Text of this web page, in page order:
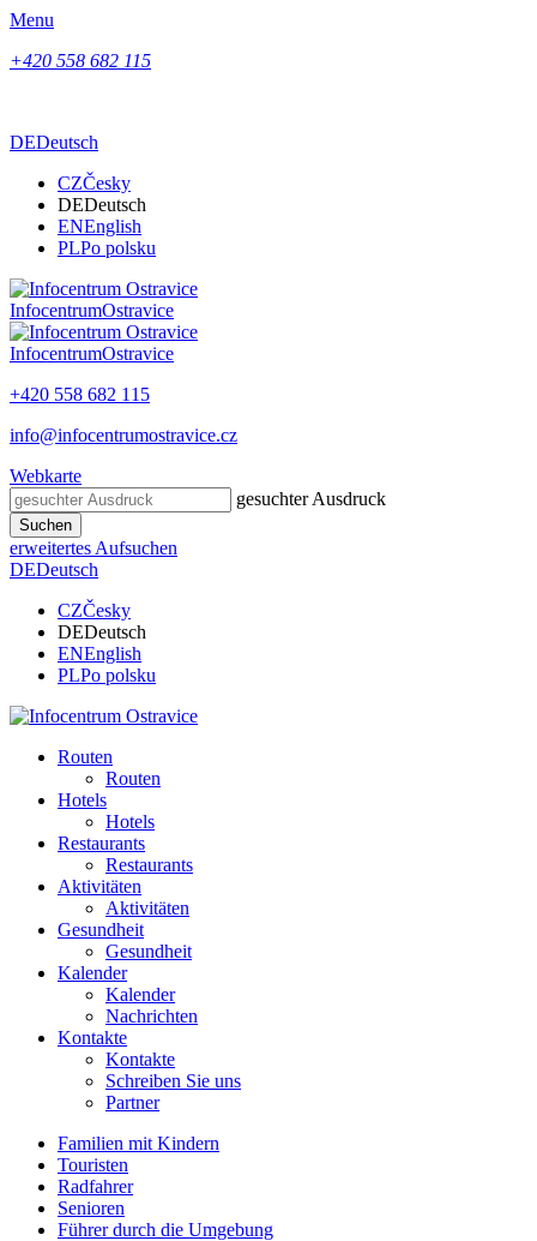
Menu
+420 558 682 115
DEDeutsch
CZČesky
DEDeutsch
ENEnglish
PLPo polsku
InfocentrumOstravice
InfocentrumOstravice
+420 558 682 115
info@infocentrumostravice.cz
Webkarte
gesuchter Ausdruck
Suchen
erweitertes Aufsuchen
DEDeutsch
CZČesky
DEDeutsch
ENEnglish
PLPo polsku
Routen
Routen
Hotels
Hotels
Restaurants
Restaurants
Aktivitäten
Aktivitäten
Gesundheit
Gesundheit
Kalender
Kalender
Nachrichten
Kontakte
Kontakte
Schreiben Sie uns
Partner
Familien mit Kindern
Touristen
Radfahrer
Senioren
Führer durch die Umgebung